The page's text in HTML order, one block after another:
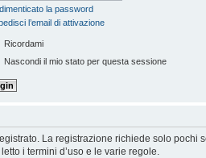
la password
l’email di attivazione
Ricordami
Nascondi il mio stato per questa sessione
La registrazione richiede solo pochi
i termini d’uso e le varie regole.